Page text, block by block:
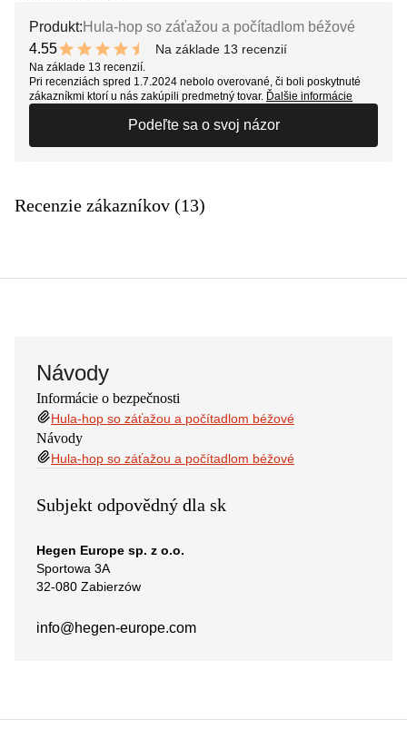
Produkt: Hula-hop so záťažou a počítadlom béžové
4.55
9.1 out of 10 stars
Na základe 13 recenzií
Na základe 13 recenzií.
Pri recenziách spred 1.7.2024 nebolo overované, či boli poskytnuté
zákazníkmi ktorí u nás zakúpili predmetný tovar. Ďalšie informácie
Podeľte sa o svoj názor
Recenzie zákazníkov (13)
Návody
Informácie o bezpečnosti
Hula-hop so záťažou a počítadlom béžové
Návody
Hula-hop so záťažou a počítadlom béžové
Subjekt odpovědný dla sk
Hegen Europe sp. z o.o.
Sportowa 3A
32-080 Zabierzów
info@hegen-europe.com